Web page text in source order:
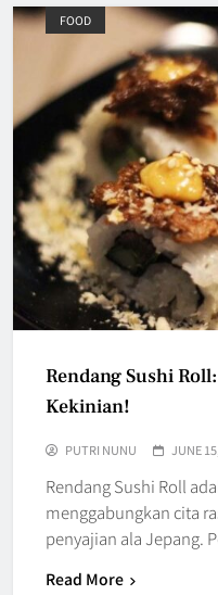
FOOD
Rendang Sushi
Kekinian!
PUTRI NUNU JUNE
Rendang Sushi Roll
menggabungkan cita
penyajian ala Jepang.
Read More